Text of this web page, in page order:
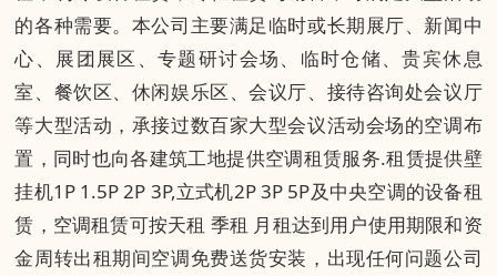
的各种需要。本公司主要满足临时或长期展厅、新闻中
心、展团展区、专题研讨会场、临时仓储、贵宾休息
室、餐饮区、休闲娱乐区、会议厅、接待咨询处会议厅
等大型活动，承接过数百家大型会议活动会场的空调布
置，同时也向各建筑工地提供空调租赁服务.租赁提供壁
挂机1P 1.5P 2P 3P,立式机2P 3P 5P及中央空调的设备租
赁，空调租赁可按天租 季租 月租达到用户使用期限和资
金周转出租期间空调免费送货安装，出现任何问题公司